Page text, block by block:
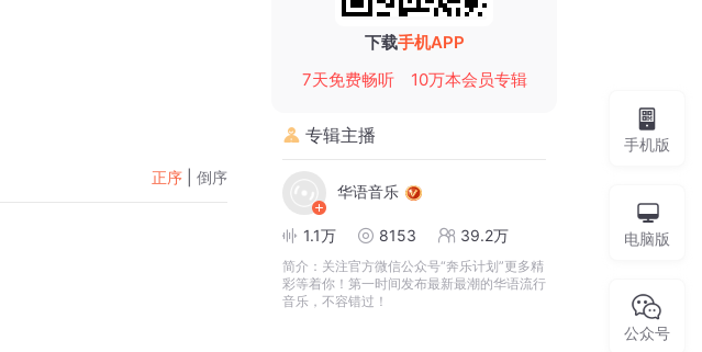
正序 倒序
下载手机APP
7天免费畅听
10万本会员专辑
专辑主播
华语音乐
1.1万 8153 39.2万
简介： 关注官方微信公众号“奔乐计划”更多精
彩等着你！第一时间发布最新最潮的华语流行
音乐，不容错过！
手机版
电脑版
公众号